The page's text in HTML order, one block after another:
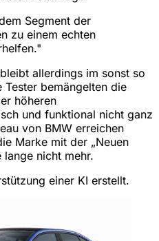
Segment der
zu einem echten
allerdings im sonst so
bemängelten die
höheren
und funktional nicht ganz
von BMW erreichen
Marke mit der „Neuen
lange nicht mehr.
einer KI erstellt.